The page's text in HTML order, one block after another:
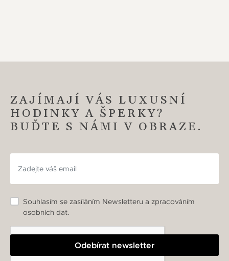
ZAJÍMAJÍ VÁS LUXUSNÍ
HODINKY A ŠPERKY?
BUĎTE S NÁMI V OBRAZE.
Odebírat newsletter
Souhlasím se zasíláním Newsletteru a zpracováním
osobních dat.